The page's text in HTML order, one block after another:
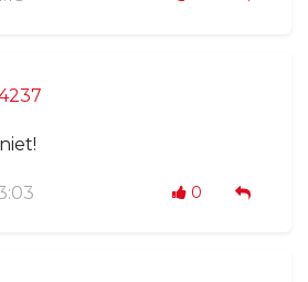
0